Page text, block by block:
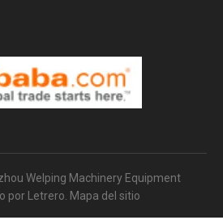
Welping Machinery Equipment
por
Letrero Mapa del sitio